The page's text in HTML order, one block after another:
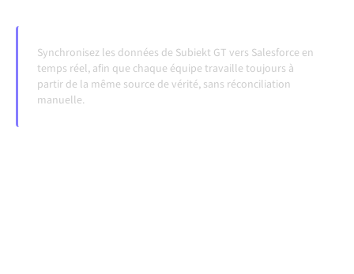
Synchronisez les données de Subiekt GT vers Salesforce en
temps réel, afin que chaque équipe travaille toujours à
partir de la même source de vérité, sans réconciliation
manuelle.